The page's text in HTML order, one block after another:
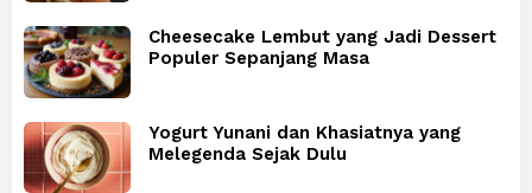
Cheesecake Lembut yang Jadi Dessert
Populer Sepanjang Masa
Yogurt Yunani dan Khasiatnya yang
Melegenda Sejak Dulu